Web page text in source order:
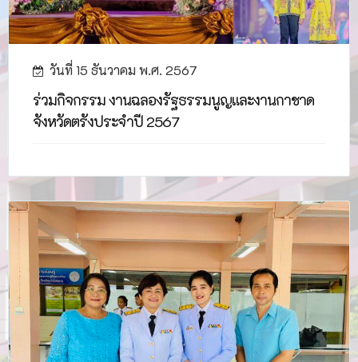
วันที่ 15 ธันวาคม พ.ศ. 2567
ร่วมกิจกรรม งานฉลองรัฐธรรมนูญและงานกาชาด
จังหวัดตรังประจำปี 2567